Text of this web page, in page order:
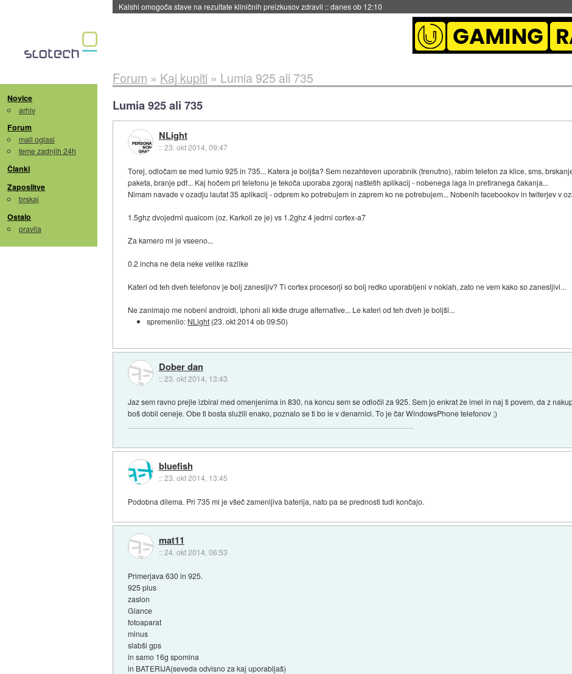
Sandisk že prodal več kot polovico SSD-jev za naslednji dve leti::danes ob 11:37
Novice
arhiv
Forum
mali oglasi
teme zadnjih 24h
Članki
Zaposlitve
brskaj
Ostalo
pravila
Forum » Kaj kupiti » Lumia 925 ali 735
Lumia 925 ali 735
NLight
::23. okt 2014, 09:47
Torej, odločam se med lumio 925 in 735... Katera je boljša? Sem nezahteven uporabnik (trenutno), rabim telefon za klice, sms,
paketa, branje pdf... Kaj hočem pri telefonu je tekoča uporaba zgoraj naštetih aplikacij - nobenega laga in pretiranega čakanja...
Nimam navade v ozadju laufat 35 aplikacij - odprem ko potrebujem in zaprem ko ne potrebujem... Nobenih facebookov in twiterjev v
1.5ghz dvojedrni qualcom (oz. Karkoli ze je) vs 1.2ghz 4 jedrni cortex-a7
Za kamero mi je vseeno...
0.2 incha ne dela neke velike razlike
Kateri od teh dveh telefonov je bolj zanesljiv? Ti cortex procesorji so bolj redko uporabljeni v nokiah, zato ne vem kako so zanesljivi...
Ne zanimajo me nobeni androidi, iphoni ali kkše druge alternative... Le kateri od teh dveh je boljši...
spremenilo: NLight (23. okt 2014 ob 09:50)
Dober dan
::23. okt 2014, 13:43
Jaz sem ravno prejle izbiral med omenjenima in 830, na koncu sem se odločil za 925. Sem jo enkrat že imel in naj ti povem, da z
boš dobil ceneje. Obe ti bosta služili enako, poznalo se ti bo le v denarnici. To je čar WindowsPhone telefonov ;)
bluefish
::23. okt 2014, 13:45
Podobna dilema. Pri 735 mi je všeč zamenljiva baterija, nato pa se prednosti tudi končajo.
mat11
::24. okt 2014, 06:53
Primerjava 630 in 925.
925 plus
zaslon
Glance
fotoaparat
minus
slabši gps
in samo 16g spomina
in BATERIJA(seveda odvisno za kaj uporabljaš)